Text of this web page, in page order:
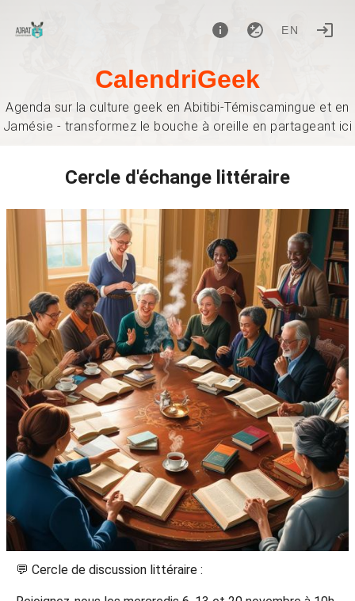
EN
CalendriGeek
Agenda sur la culture geek en Abitibi-Témiscamingue et en
Jamésie - transformez le bouche à oreille en partageant ici
Cercle d'échange littéraire
💬 Cercle de discussion littéraire :